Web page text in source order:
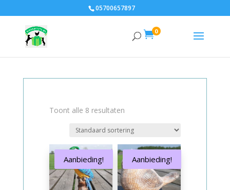
05700657897
0
Toont alle 8 resultaten
Aanbieding! Aanbieding!